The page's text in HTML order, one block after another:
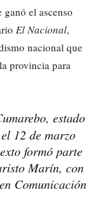
el ascenso
El Nacional,
nacional que
provincia para
estado
12 de marzo
formó parte
Marín, con
Comunicación